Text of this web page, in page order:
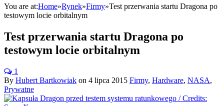
You are at:Home»Rynek»Firmy»Test przerwania startu Dragona po
testowym locie orbitalnym
Test przerwania startu Dragona po
testowym locie orbitalnym
1
By Hubert Bartkowiak on 4 lipca 2015 Firmy, Hardware, NASA,
Prywatne